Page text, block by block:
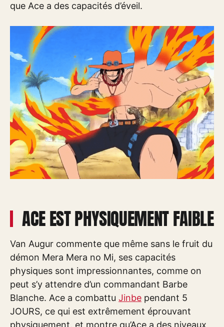
que Ace a des capacités d’éveil.
ACE EST PHYSIQUEMENT FAIBLE
Van Augur commente que même sans le fruit du
démon Mera Mera no Mi, ses capacités
physiques sont impressionnantes, comme on
peut s’y attendre d’un commandant Barbe
Blanche. Ace a combattu Jinbe pendant 5
JOURS, ce qui est extrêmement éprouvant
physiquement, et montre qu’Ace a des niveaux